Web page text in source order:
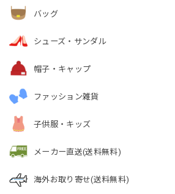
バッグ
シューズ・サンダル
帽子・キャップ
ファッション雑貨
子供服・キッズ
メーカー直送(送料無料)
海外お取り寄せ(送料無料)